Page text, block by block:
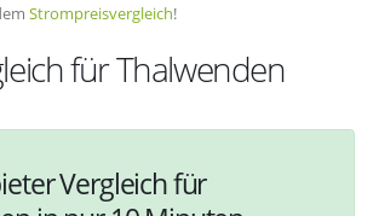
Strompreisvergleich!
für Thalwenden
Vergleich für